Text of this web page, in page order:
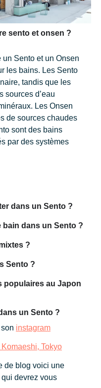
sento et onsen ?
Sento et un Onsen
les bains. Les Sento
tandis que les
sources d’eau
Les Onsen
de sources chaudes
sont des bains
par des systèmes
dans un Sento ?
bain dans un Sento ?
?
Sento ?
populaires au Japon
un Sento ?
instagram
Tokyo
de blog voici une
devrez vous